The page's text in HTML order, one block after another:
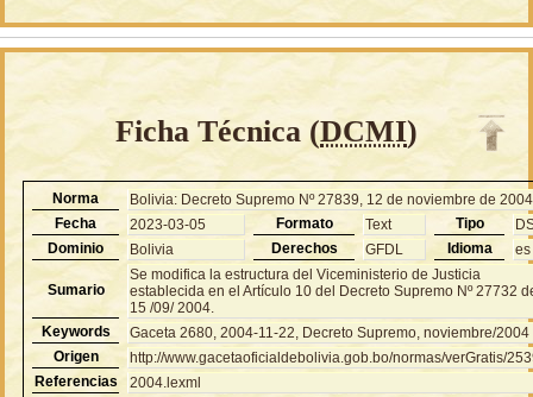
Ficha Técnica (DCMI)
Norma
Bolivia: Decreto Supremo Nº 27839, 12 de noviembre de 2004
Fecha
2023-03-05 Formato Text Tipo
Dominio
Bolivia Derechos GFDL Idioma es
Sumario
Se modifica la estructura del Viceministerio de Justicia
establecida en el Artículo 10 del Decreto Supremo Nº 27732
15 /09/ 2004.
Keywords
Gaceta 2680, 2004-11-22, Decreto Supremo, noviembre/2004
Origen
http://www.gacetaoficialdebolivia.gob.bo/normas/verGratis/
Referencias
2004.lexml